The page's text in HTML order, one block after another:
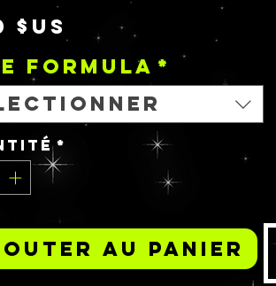
$US
Prix
FORMULA *
*
au panier